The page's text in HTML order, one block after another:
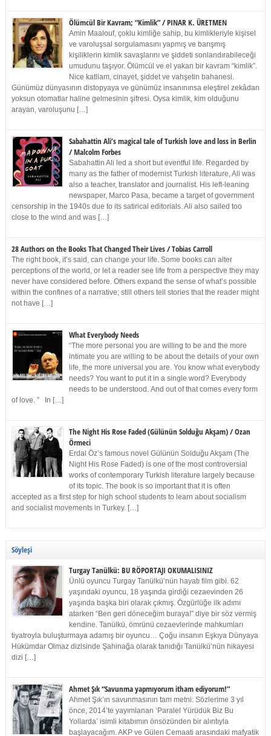
Ölümcül Bir Kavram; “Kimlik” / PINAR K. ÜRETMEN
Amin Maalouf, çoklu kimliğe sahip, bu kimlikleriyle kişisel
ve varoluşsal sorgulamasını yapmış ve barışmış
kişiliklerin kimlik savaşlarını ve şiddeti sonlandırabileceği
umudunu taşıyor. Ölümcül ve el yakan bir kavram “kimlik”.
Nice katliam, cinayet, şiddet ve vahşetin bahanesi.
Günümüz dünyasının distopyaya ve günümüz insanınınsa eleştirel zekâdan
yoksun otomatlar haline gelmesinin şifresi. Oysa kimlik, kim olduğunu
arayan, varoluşunu […]
Sabahattin Ali’s magical tale of Turkish love and loss in Berlin
/ Malcolm Forbes
Sabahattin Ali led a short but eventful life. Regarded by
many as the father of modernist Turkish literature, Ali was
also a teacher, translator and journalist. His left-leaning
newspaper, Marco Pasa, became a target of government
censorship in the 1940s due to its satirical editorials. Ali also sailed too
close to the wind and was […]
28 Authors on the Books That Changed Their Lives / Tobias Carroll
The right book, it’s said, can change your life. Some books can alter
perceptions of the world, or let a reader see life from a perspective they may
never have considered before. Others expand the sense of what’s possible
within the confines of a narrative; still others tell stories that the reader might
not have […]
What Everybody Needs
“The more personal you are willing to be and the more
intimate you are willing to be about the details of your own
life, the more universal you are. You know what everybody
needs? You want to put it in a single word? Everybody
needs to be understood. And out of that comes every form
of love. ” In […]
The Night His Rose Faded (Gülünün Solduğu Akşam) / Ozan
Örmeci
Erdal Öz’s famous novel Gülünün Solduğu Akşam (The
Night His Rose Faded) is one of the most controversial
works of contemporary Turkish literature largely because
of its topic. The book is so important that it is often
accepted as a first step for high school students to learn about socialism
and socialist movements in Turkey. […]
Söyleşi
Turgay Tanülkü: BU RÖPORTAJI OKUMALISINIZ
Ünlü oyuncu Turgay Tanülkü’nün hayatı film gibi. 62
yaşındaki oyuncu, 18 yaşında girdiği cezaevinden 26
yaşında başka biri olarak çıkmış. Özgürlüğe ilk adımı
atarken “Ben geri döneceğim buraya!” diye bir söz vermiş
kendine. Tanülkü, ömrünü cezaevlerinde mahkumları
tiyatroyla buluşturmaya adamış bir oyuncu… Çoğu insanın Eşkıya Dünyaya
Hükümdar Olmaz dizisinde Şahinağa olarak tanıdığı Tanülkü’nün hikayesi
dizi […]
Ahmet Şık “Savunma yapmıyorum itham ediyorum!”
Ahmet Şık’ın savunmasının tam metni: Sözlerime 3 yıl
önce, 2014’te yayımlanan ‘Paralel Yürüdük Biz Bu
Yollarda’ isimli kitabımın önsözünden bir alıntıyla
başlayacağım. AKP ve Gülen Cemaati arasındaki mafyatik